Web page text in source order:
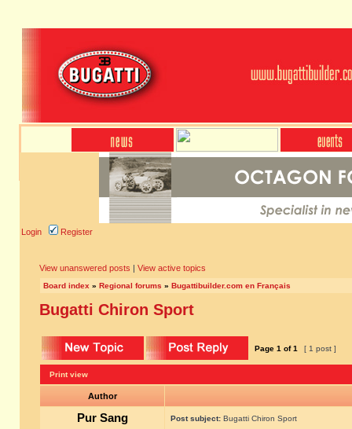
Login Register
View unanswered posts | View active topics
Board index » Regional forums » Bugattibuilder.com en Français
Bugatti Chiron Sport
Page 1 of1 [ 1 post ]
Print view
Author
Pur Sang Post subject: Bugatti Chiron Sport